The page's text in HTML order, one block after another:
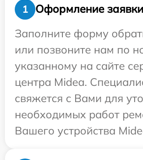
1
Оформление заявки
Заполните форму
или позвоните нам по
указанному на сайте
центра Midea.
свяжется с Вами для
необходимых работ
Вашего устройства